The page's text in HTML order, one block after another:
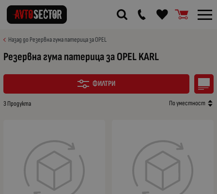
Назад до Резервна гума патерица за OPEL
Резервна гума патерица за OPEL KARL
ФИЛТРИ
3 Продукта По уместност